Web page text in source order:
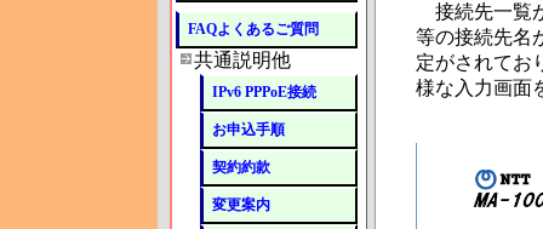
接続先一覧
等の接続先名
定がされてお
様な入力画面
FAQよくあるご質問
共通説明他
IPv6 PPPoE接続
お申込手順
契約約款
変更案内